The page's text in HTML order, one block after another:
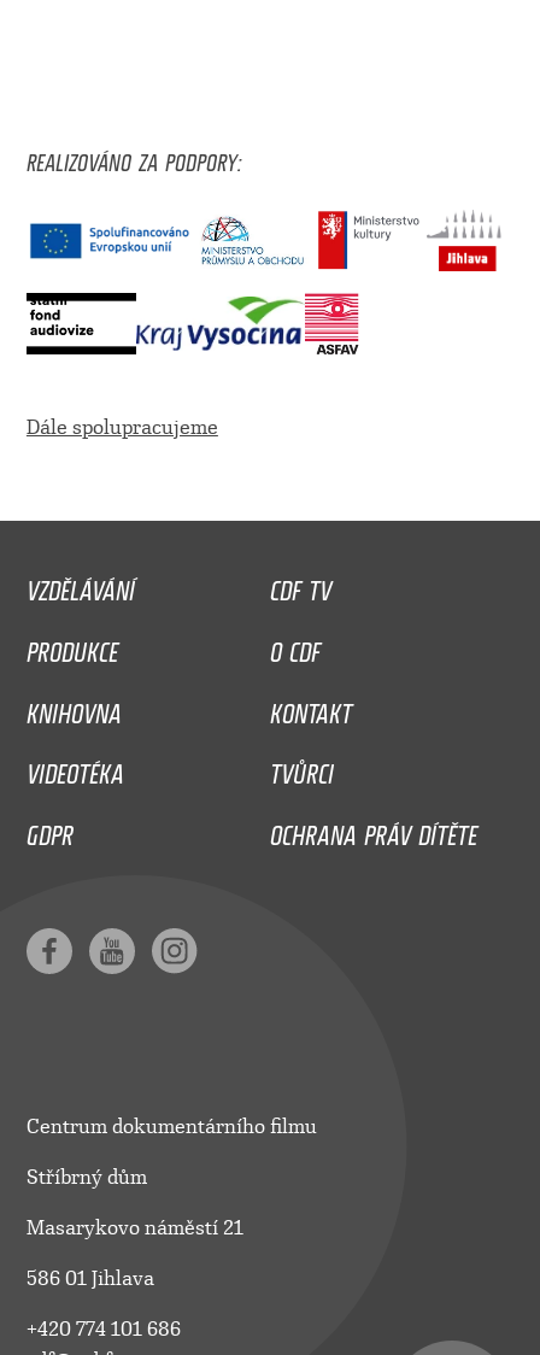
REALIZOVÁNO ZA PODPORY:
Dále spolupracujeme
VZDĚLÁVÁNÍ
CDF TV
PRODUKCE
O CDF
KNIHOVNA
KONTAKT
VIDEOTÉKA
TVŮRCI
GDPR
OCHRANA PRÁV DÍTĚTE
Centrum dokumentárního filmu
Stříbrný dům
Masarykovo náměstí 21
586 01 Jihlava
+420 774 101 686